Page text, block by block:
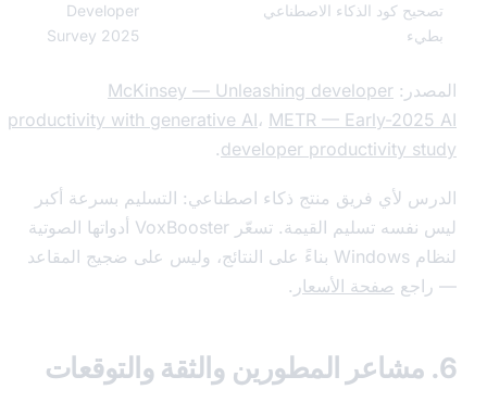
كود الذكاء الاصطناعي
Developer
Survey 2025
McKinsey — Unleashing developer
productivity with generative AI ،METR — Early-
developer productivity
.
لأي فريق منتج ذكاء اصطناعي: التسليم بسرعة أكبر
ليس نفسه تسليم القيمة. تسعّر VoxBooster أدواتها الصوتية
لنظام Windows بناءً على النتائج، وليس على ضجيج المقاعد
صفحة الأسعار.
مشاعر المطورين والثقة والتوقعات